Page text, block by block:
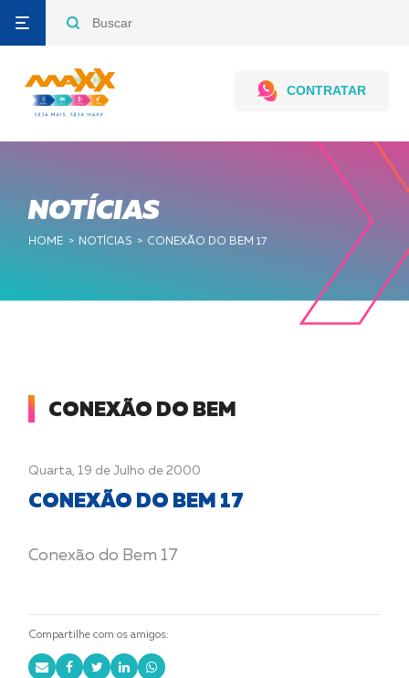
CONTRATAR
Televendas,
Seg a Sex
8h às 18h
NOTÍCIAS
HOME NOTÍCIAS CONEXÃO DO BEM 17
CONEXÃO DO BEM
Quarta, 19 de Julho de 2000
CONEXÃO DO BEM 17
Conexão do Bem 17
Compartilhe com os amigos: